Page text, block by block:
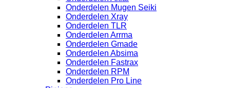
Onderdelen Mugen Seiki
Onderdelen Xray
Onderdelen TLR
Onderdelen Arrma
Onderdelen Gmade
Onderdelen Absima
Onderdelen Fastrax
Onderdelen RPM
Onderdelen Pro Line